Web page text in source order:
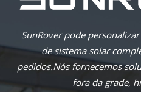
SunRover pode
de sistema solar
pedidos.Nós fornecemos
fora da grade,